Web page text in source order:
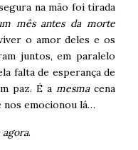
na mão foi tirada
mês antes da morte
o amor deles e os
juntos, em paralelo
falta de esperança de
paz. É a mesmacena
nos emocionou lá…
.